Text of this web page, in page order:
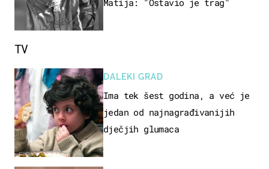
TV
DALEKI GRAD
Ima tek šest godina, a već je
jedan od najnagrađivanijih
dječjih glumaca